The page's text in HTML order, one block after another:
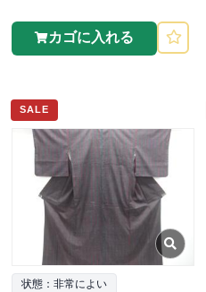
カゴに入れる
SALE
状態：非常によい